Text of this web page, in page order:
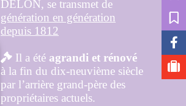
DELON, se transmet de
génération en génération
depuis 1812
 Il a été agrandi et rénové
à la fin du dix-neuvième siècle
par l’arrière grand-père des
propriétaires actuels.